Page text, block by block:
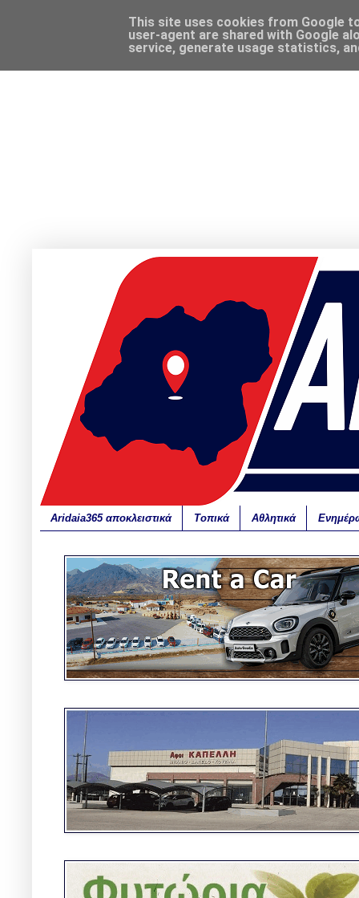
Aridaia365 αποκλειστικά Τοπικά Αθλητικά
This site uses cookies from Google
user-agent are shared with Google
service, generate usage statistics,